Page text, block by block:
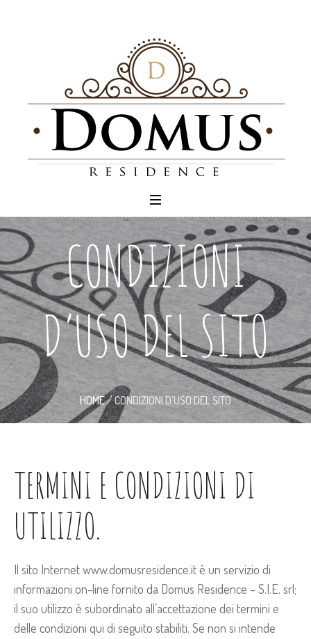
CONDIZIONI
D’USO DEL SITO
HOME/CONDIZIONI D’USO DEL SITO
TERMINI E CONDIZIONI DI
UTILIZZO.
Il sito Internet www.domusresidence.it è un servizio di
informazioni on-line fornito da Domus Residence – S.I.E. srl;
il suo utilizzo è subordinato all’accettazione dei termini e
delle condizioni qui di seguito stabiliti. Se non si intende